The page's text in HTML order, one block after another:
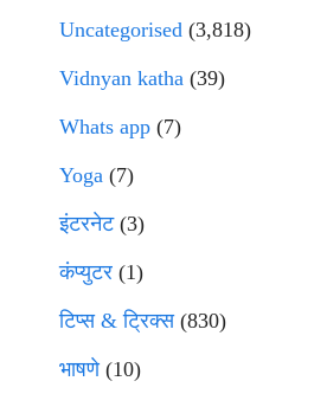
Uncategorised (3,818)
Vidnyan katha (39)
Whats app (7)
Yoga (7)
इंटरनेट(3)
कंप्युटर (1)
टिप्स & ट्रिक्स(830)
भाषणे(10)